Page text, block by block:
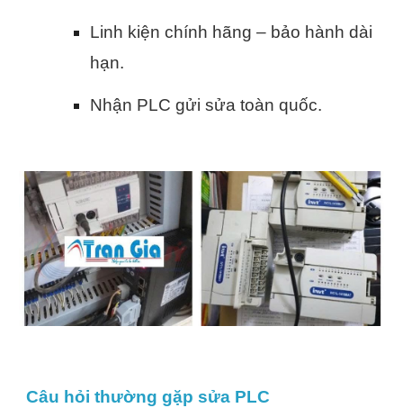
Linh kiện chính hãng – bảo hành dài
hạn.
Nhận PLC gửi sửa toàn quốc.
Câu hỏi thường gặp sửa PLC